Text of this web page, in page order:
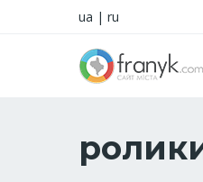
ua | ru